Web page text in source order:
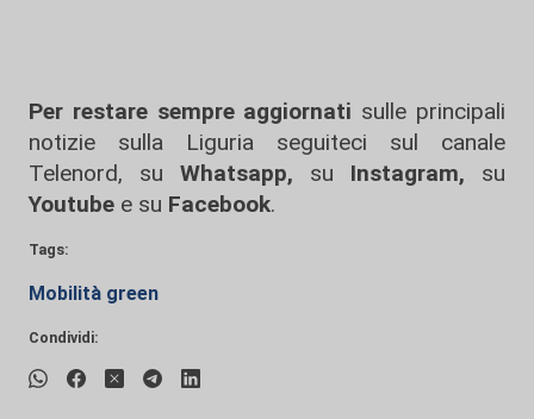
Per restare sempre aggiornati sulle principali
notizie sulla Liguria seguiteci sul canale
Telenord, su
Whatsapp, su Instagram, su
Youtube e su Facebook.
Tags:
Mobilità green
Condividi: